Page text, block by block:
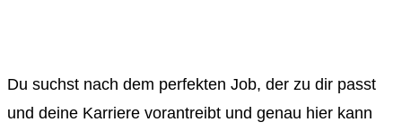
Du suchst nach dem perfekten Job, der zu dir passt
und deine Karriere vorantreibt und genau hier kann